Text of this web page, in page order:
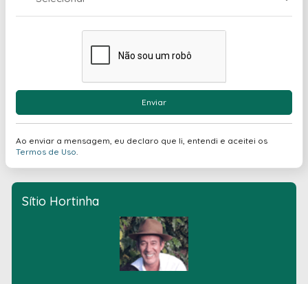
Enviar
Ao enviar a mensagem, eu declaro que li, entendi e aceitei os
Termos de Uso
Sítio Hortinha